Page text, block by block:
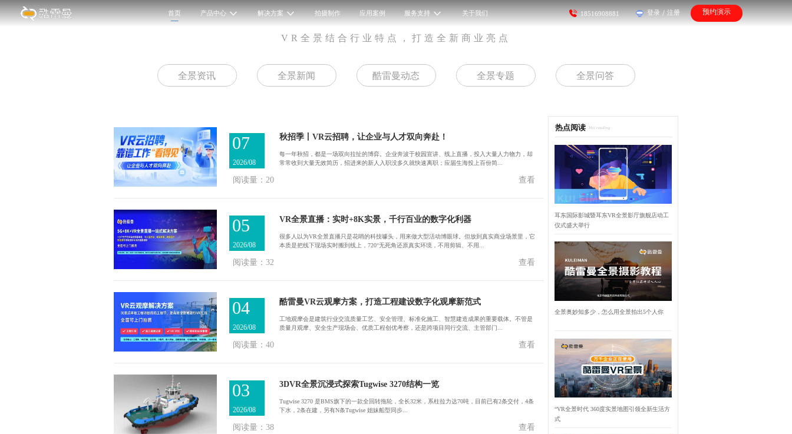
首页 产品中心 解决方案 拍摄制作 应用案例 服务支持 关于我们 18516908881 登录 / 注册 预约演示
VR全景结合行业特点，打造全新商业亮点
全景资讯 全景新闻 酷雷曼动态 全景专题 全景问答
秋招季丨VR云招聘，让企业与人才双向奔赴！
每一年秋招，都是一场双向拉扯的博弈。企业奔波于校园宣讲、线上直播，投入大量人力物力，却
常常收到大量无效简历，招进来的新人入职没多久就快速离职；应届生海投上百份简...
阅读量：20 查看
07
2026/08
VR全景直播：实时+8K实景，千行百业的数字化利器
很多人以为VR全景直播只是花哨的科技噱头，用来做大型活动博眼球。但放到真实商业场景里，它
本质是把线下现场实时搬到线上，720°无死角还原真实环境，不用剪辑、不用...
阅读量：32 查看
05
2026/08
酷雷曼VR云观摩方案，打造工程建设数字化观摩新范式
工地观摩会是建筑行业交流质量工艺、安全管理、标准化施工、智慧建造成果的重要载体。不管是
质量月观摩、安全生产现场会、优质工程创优考察，还是跨项目同行交流、主管部门...
阅读量：40 查看
04
2026/08
3DVR全景沉浸式探索Tugwise 3270结构一览
Tugwise 3270 是BMS旗下的一款全回转拖轮，全长32米，系柱拉力达70吨，目前已有2条交付，4条
下水，2条在建，另有N条Tugwise 姐妹船型同步...
阅读量：38 查看
03
2026/08
热点阅读 Hot reading
耳东国际影城暨耳东VR全景影厅旗舰店动工
仪式盛大举行
全景奥妙知多少，怎么用全景拍出5个人你
“VR全景时代 360度实景地图引领全新生活方
式